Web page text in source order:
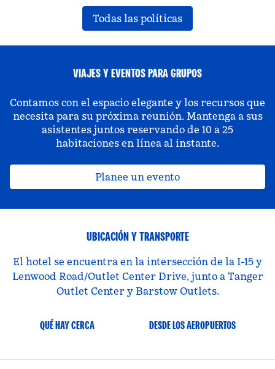
Todas las políticas
VIAJES Y EVENTOS PARA GRUPOS
Contamos con el espacio elegante y los recursos que
necesita para su próxima reunión. Mantenga a sus
asistentes juntos reservando de 10 a 25
habitaciones en línea al instante.
Planee un evento
UBICACIÓN Y TRANSPORTE
El hotel se encuentra en la intersección de la I-15 y
Lenwood Road/Outlet Center Drive, junto a Tanger
Outlet Center y Barstow Outlets.
QUÉ HAY CERCA DESDE LOS AEROPUERTOS